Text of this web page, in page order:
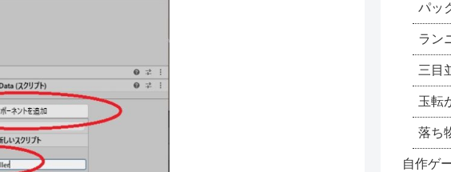
パッ
ラン
三目
玉転
落ち
自作ゲ